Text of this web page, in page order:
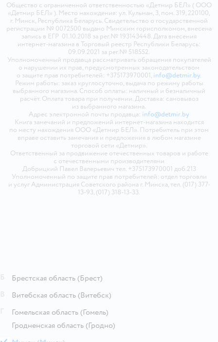
Общество с ограниченной ответственностью «Детмир БЕЛ» ( ООО
«Детмир БЕЛ» ). Место нахождения: ул. Кульман, 3, пом. 319, 220100,
г. Минск, Республика Беларусь. Свидетельство о государственной
регистрации № 0072500 выдано Минским горисполкомом, внесена
запись в ЕГР 01.10.2018 за рег.№ 193143448. Дата внесения
интернет-магазина в Торговый реестр Республики Беларусь:
09.09.2021 за рег.№ 518552.
Уполномоченный продавца рассматривать обращения покупателей
о нарушении их прав, предусмотренных законодательством
о защите прав потребителей: +375173970001, info@detmir.by.
Режим работы: заказ круглосуточно, выдача по режиму работы
выбранного магазина. Способ оплаты: наличный и безналичный
расчёт. Оплата товара при получении. Доставка: самовывоз
из выбранного магазина.
Адрес электронной почты продавца: info@detmir.by
Книга замечаний и предложений интернет-магазина находится
по месту нахождения ООО «Детмир БЕЛ». Потребитель при этом
вправе оставить замечания и предложения в любом магазине
торговой сети «Детмир».
Ответственный за продвижение отечественных товаров и работе
с отечественными производителями
Добрицкий Павел Валерьевич тел. +375173970001 доб.213
Уполномоченный по защите прав потребителей: отдел торговли
и услуг Администрация Советского района г. Минска, тел. (017) 377-
13-93, (017) 318-13-33.
Брестская область (Брест)
Витебская область (Витебск)
Гомельская область (Гомель)
Гродненская область (Гродно)